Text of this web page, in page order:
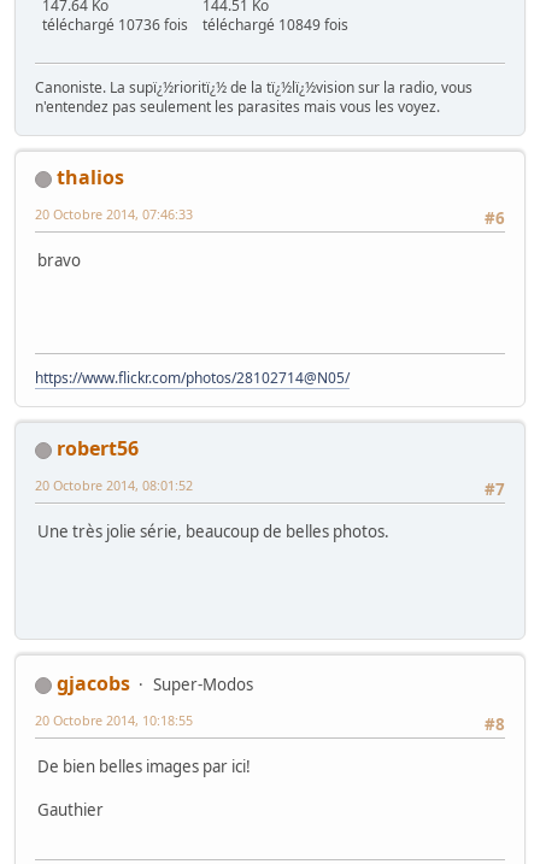
147.64 Ko
téléchargé 10736 fois
144.51 Ko
téléchargé 10849 fois
Canoniste. La supï¿½rioritï¿½ de la tï¿½lï¿½vision sur la radio, vous
n'entendez pas seulement les parasites mais vous les voyez.
thalios
#6
20 Octobre 2014, 07:46:33
bravo
https://www.flickr.com/photos/28102714@N05/
robert56
#7
20 Octobre 2014, 08:01:52
Une très jolie série, beaucoup de belles photos.
gjacobs
Super-Modos
#8
20 Octobre 2014, 10:18:55
De bien belles images par ici!
Gauthier